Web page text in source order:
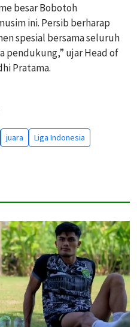
besar Bobotoh
ini. Persib berharap
spesial bersama seluruh
pendukung,” ujar Head of
Pratama.
juara
Liga Indonesia